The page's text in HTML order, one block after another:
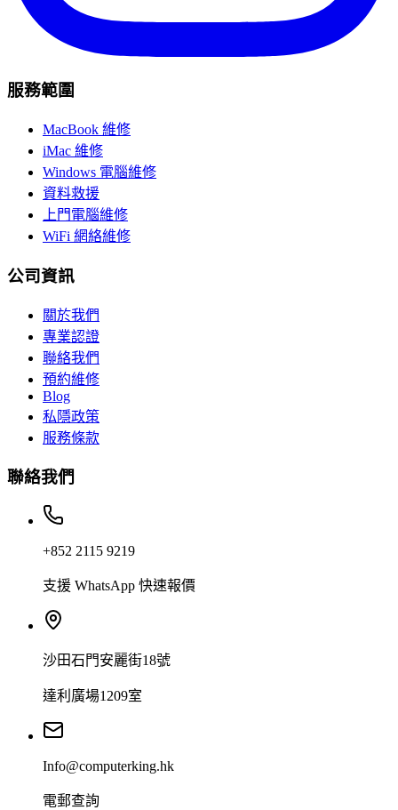
服務範圍
MacBook 維修
iMac 維修
Windows 電腦維修
資料救援
上門電腦維修
WiFi 網絡維修
公司資訊
關於我們
專業認證
聯絡我們
預約維修
Blog
私隱政策
服務條款
聯絡我們
+852 2115 9219
支援 WhatsApp 快速報價
沙田石門安麗街18號
達利廣場1209室
Info@computerking.hk
電郵查詢